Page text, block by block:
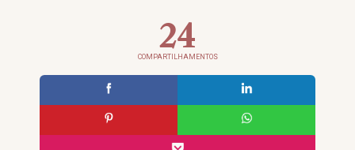
24
COMPARTILHAMENTOS